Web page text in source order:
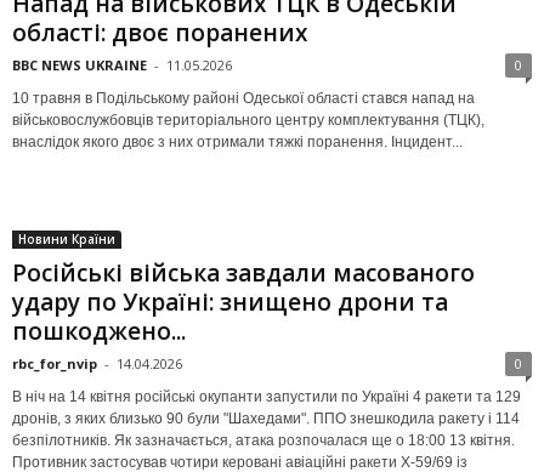
області: двоє поранених
BBC NEWS UKRAINE - 11.05.2026 0
10 травня в Подільському районі Одеської області стався напад на
військовослужбовців територіального центру комплектування (ТЦК),
внаслідок якого двоє з них отримали тяжкі поранення. Інцидент...
Новини Країни
Російські війська завдали масованого
удару по Україні: знищено дрони та
пошкоджено...
rbc_for_nvip - 14.04.2026 0
В ніч на 14 квітня російські окупанти запустили по Україні 4 ракети та 129
дронів, з яких близько 90 були "Шахедами". ППО знешкодила ракету і 114
безпілотників. Як зазначається, атака розпочалася ще о 18:00 13 квітня.
Противник застосував чотири керовані авіаційні ракети Х-59/69 із